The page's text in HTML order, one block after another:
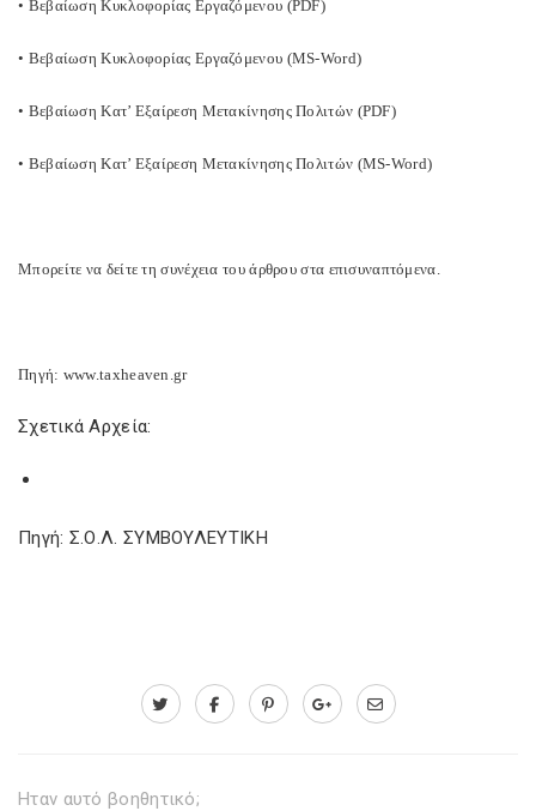
• Βεβαίωση Κυκλοφορίας Εργαζόμενου (PDF)
• Βεβαίωση Κυκλοφορίας Εργαζόμενου (MS-Word)
• Βεβαίωση Κατ’ Εξαίρεση Μετακίνησης Πολιτών (PDF)
• Βεβαίωση Κατ’ Εξαίρεση Μετακίνησης Πολιτών (MS-Word)
Μπορείτε να δείτε τη συνέχεια του άρθρου στα επισυναπτόμενα.
Πηγή: www.taxheaven.gr
Σχετικά Αρχεία:
Πηγή: Σ.Ο.Λ. ΣΥΜΒΟΥΛΕΥΤΙΚΗ
Ηταν αυτό βοηθητικό;